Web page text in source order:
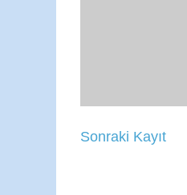
Sonraki Kayıt